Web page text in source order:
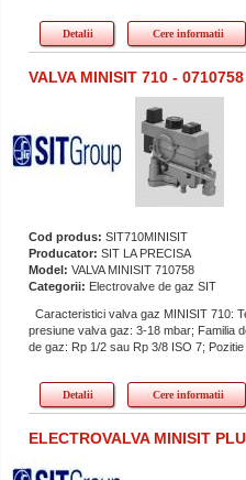
Detalii Cere informatii
VALVA MINISIT 710 - 0710758
Cod produs: SIT710MINISIT
Producator: SIT LA PRECISA
Model: VALVA MINISIT 710758
Categorii: Electrovalve de gaz SIT
Caracteristici valva gaz MINISIT 710:
presiune valva gaz: 3-18 mbar; Familia
de gaz: Rp 1/2 sau Rp 3/8 ISO 7; Pozitie
Detalii Cere informatii
ELECTROVALVA MINISIT